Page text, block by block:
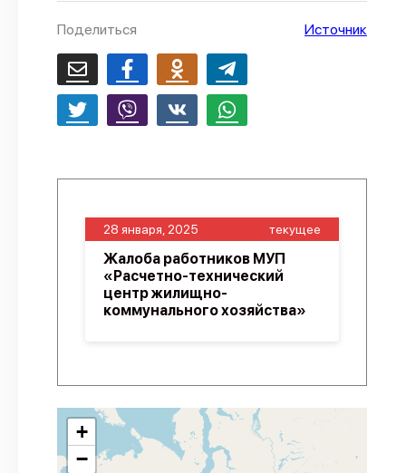
Поделиться Источник
28 января, 2025 текущее
Жалоба работников МУП
«Расчетно-технический
центр жилищно-
коммунального хозяйства»
+
−